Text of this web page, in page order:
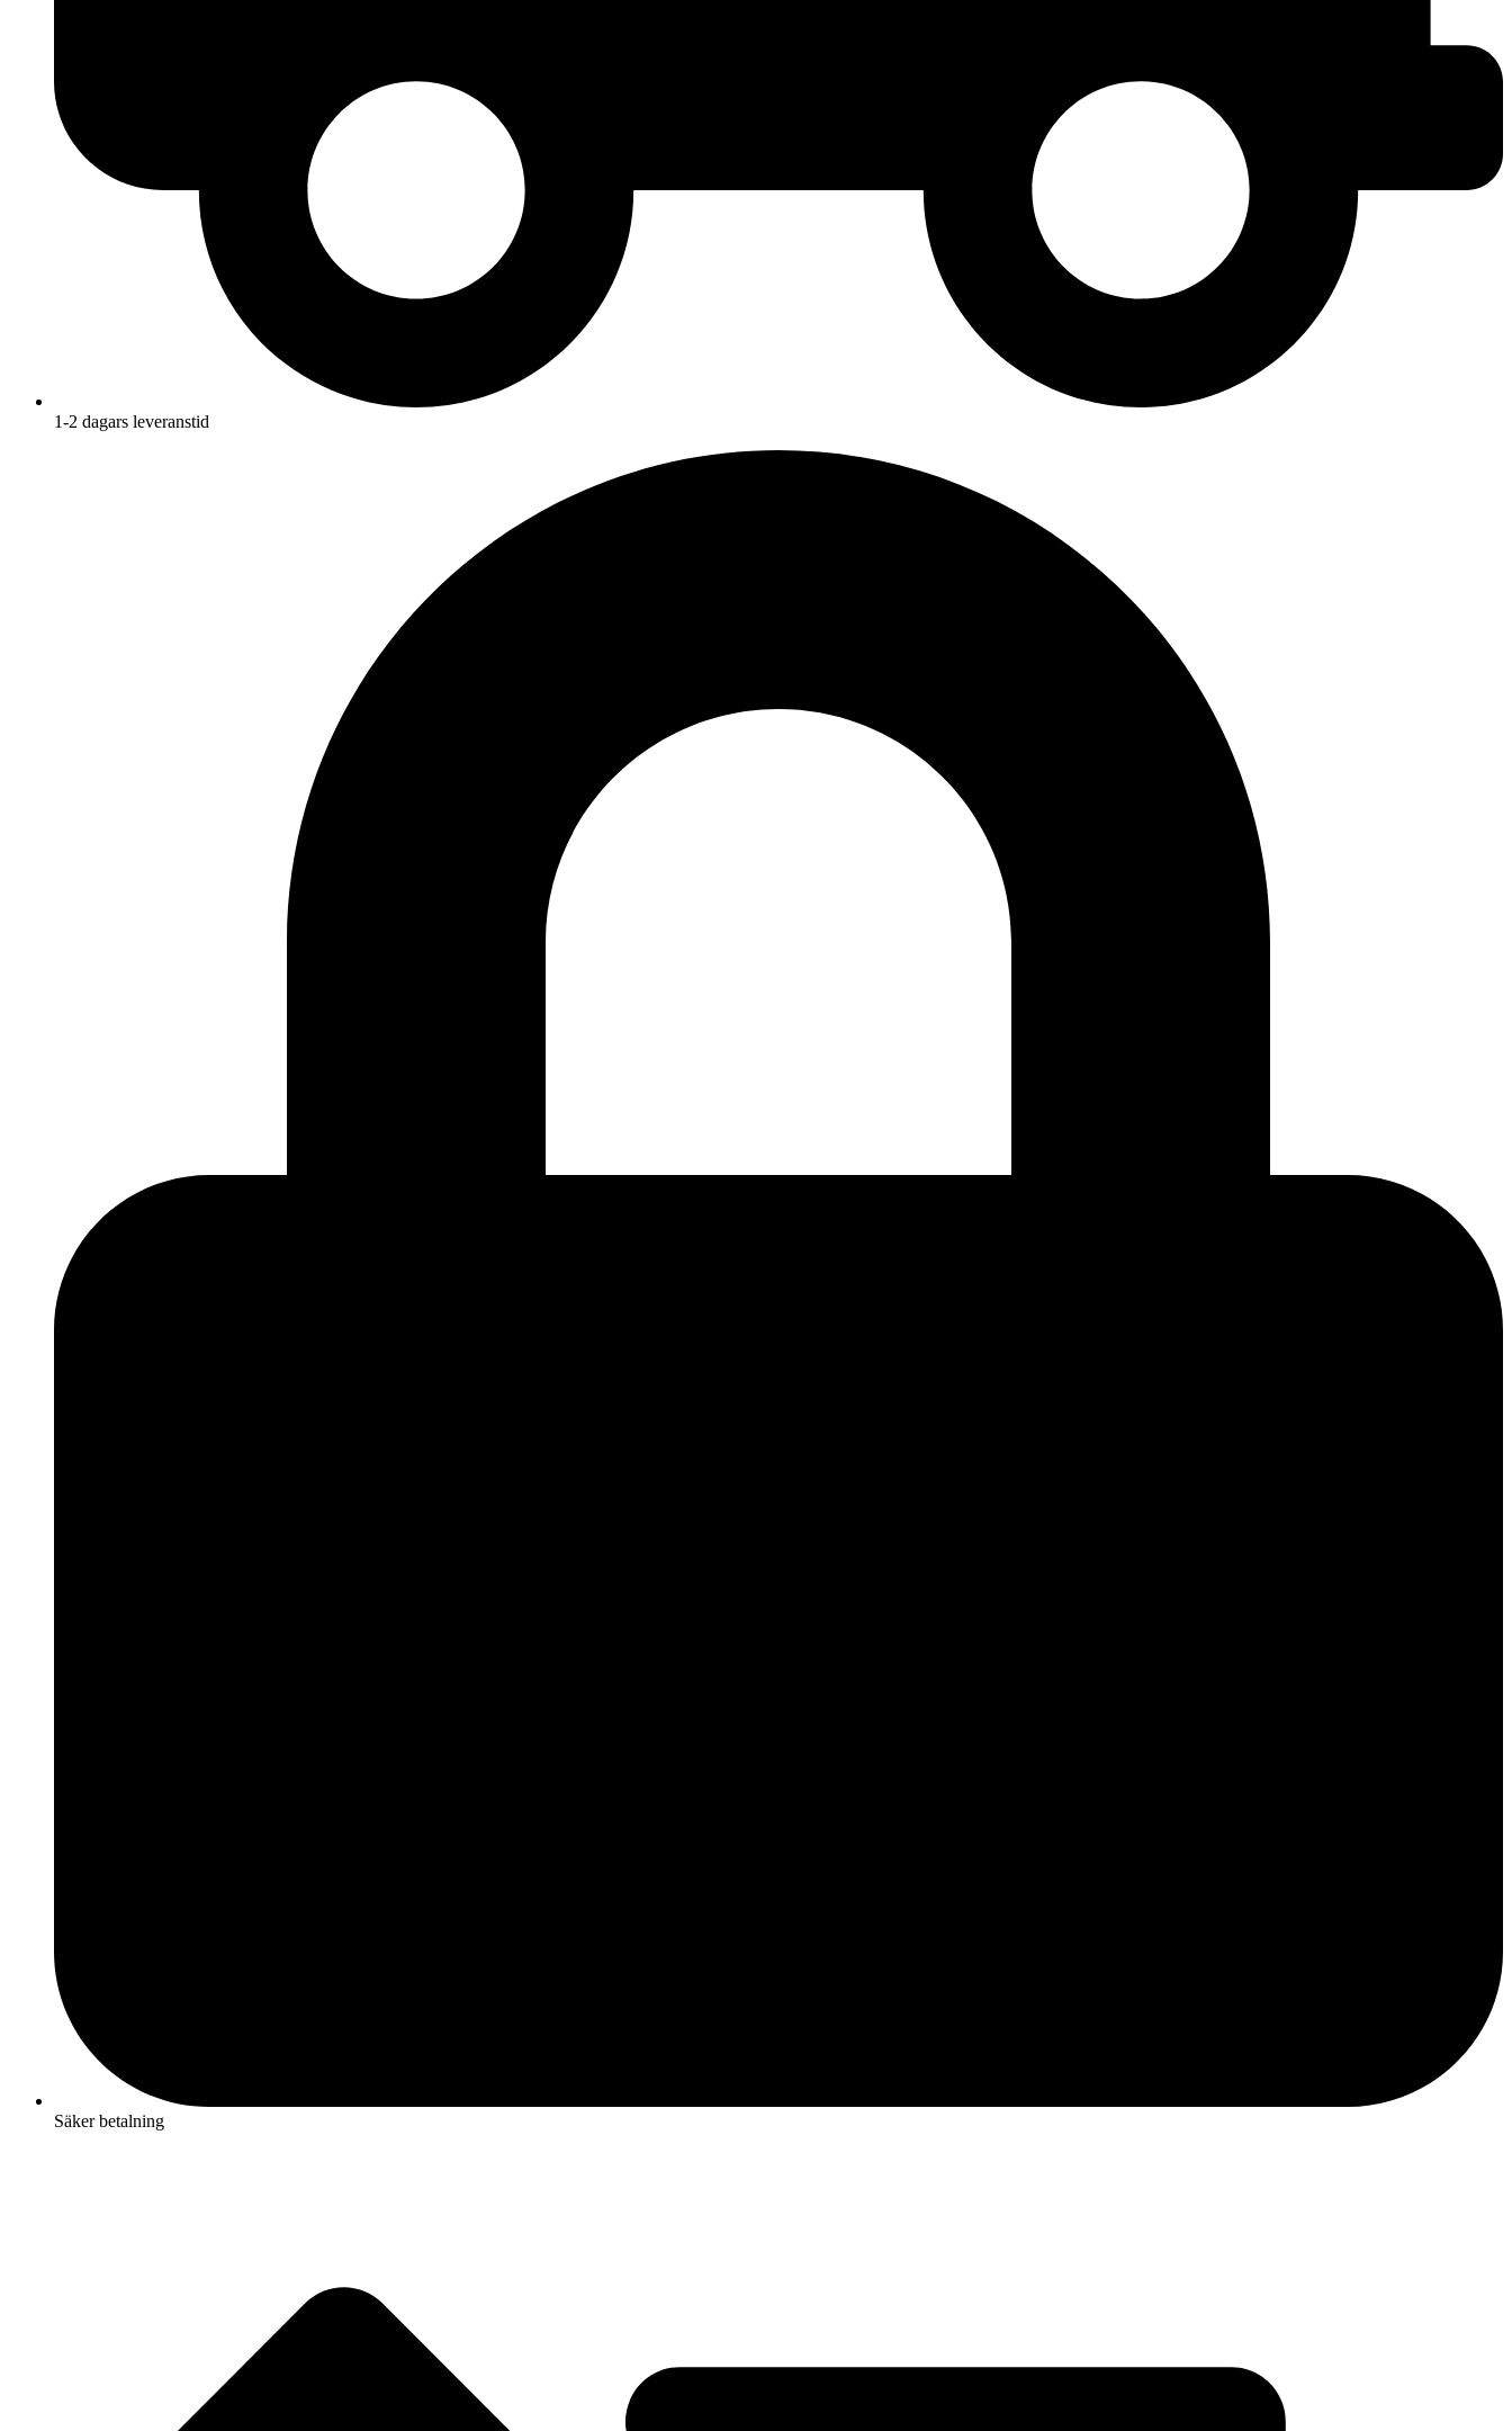
1-2 dagars leveranstid
Säker betalning